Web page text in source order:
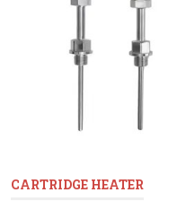
CARTRIDGE HEATER